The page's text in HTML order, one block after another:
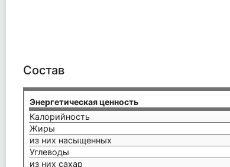
Состав
Энергетическая ценность
Калорийность
Жиры
из них насыщенных
Углеводы
из них сахар